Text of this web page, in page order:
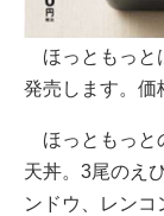
ほっともっと
発売します。価
ほっともっと
天丼。3尾のえ
ンドウ、レン